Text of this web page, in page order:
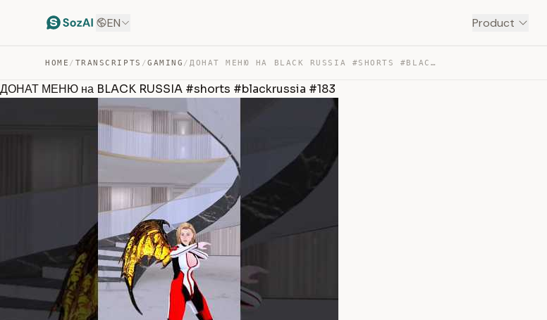
EN Product
HOME / TRANSCRIPTS /GAMING / ДОНАТ МЕНЮ НА BLACK RUSSIA #SHORTS #BLACKRUSSIA #183 — TRANSCRIPT
ДОНАТ МЕНЮ на BLACK RUSSIA #shorts #blackrussia #183